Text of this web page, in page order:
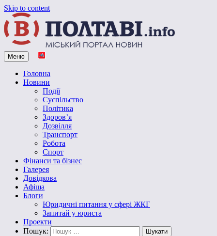
Skip to content
Vpoltave.info
Полтавський портал новин
Меню
Головна
Новини
Події
Суспільство
Політика
Здоров’я
Дозвілля
Транспорт
Робота
Спорт
Фінанси та бізнес
Галерея
Довідкова
Афіша
Блоги
Юридичні питання у сфері ЖКГ
Запитай у юриста
Проекти
Пошук: